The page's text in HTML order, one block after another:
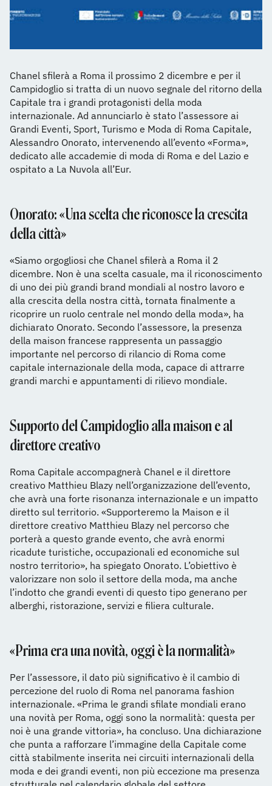
Chanel sfilerà a Roma il prossimo 2 dicembre e per il
Campidoglio si tratta di un nuovo segnale del ritorno della
Capitale tra i grandi protagonisti della moda
internazionale. Ad annunciarlo è stato l’assessore ai
Grandi Eventi, Sport, Turismo e Moda di Roma Capitale,
Alessandro Onorato, intervenendo all’evento «Forma»,
dedicato alle accademie di moda di Roma e del Lazio e
ospitato a La Nuvola all’Eur.
Onorato: «Una scelta che riconosce la crescita
della città»
«Siamo orgogliosi che Chanel sfilerà a Roma il 2
dicembre. Non è una scelta casuale, ma il riconoscimento
di uno dei più grandi brand mondiali al nostro lavoro e
alla crescita della nostra città, tornata finalmente a
ricoprire un ruolo centrale nel mondo della moda», ha
dichiarato Onorato. Secondo l’assessore, la presenza
della maison francese rappresenta un passaggio
importante nel percorso di rilancio di Roma come
capitale internazionale della moda, capace di attrarre
grandi marchi e appuntamenti di rilievo mondiale.
Supporto del Campidoglio alla maison e al
direttore creativo
Roma Capitale accompagnerà Chanel e il direttore
creativo Matthieu Blazy nell’organizzazione dell’evento,
che avrà una forte risonanza internazionale e un impatto
diretto sul territorio. «Supporteremo la Maison e il
direttore creativo Matthieu Blazy nel percorso che
porterà a questo grande evento, che avrà enormi
ricadute turistiche, occupazionali ed economiche sul
nostro territorio», ha spiegato Onorato. L’obiettivo è
valorizzare non solo il settore della moda, ma anche
l’indotto che grandi eventi di questo tipo generano per
alberghi, ristorazione, servizi e filiera culturale.
«Prima era una novità, oggi è la normalità»
Per l’assessore, il dato più significativo è il cambio di
percezione del ruolo di Roma nel panorama fashion
internazionale. «Prima le grandi sfilate mondiali erano
una novità per Roma, oggi sono la normalità: questa per
noi è una grande vittoria», ha concluso. Una dichiarazione
che punta a rafforzare l’immagine della Capitale come
città stabilmente inserita nei circuiti internazionali della
moda e dei grandi eventi, non più eccezione ma presenza